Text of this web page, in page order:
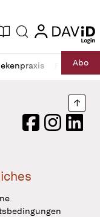
Ausgabe
Suche login
RechtAbo
FacebookInstagram